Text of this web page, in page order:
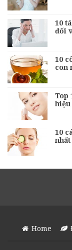
10
đối
10
con
Top
10
Home